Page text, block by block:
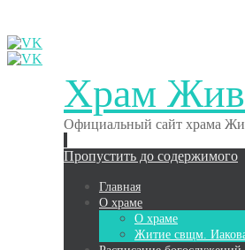
Храм
Официальный сайт храма
Пропустить до содержимого
Главная
О храме
О храме
Житие свщм.